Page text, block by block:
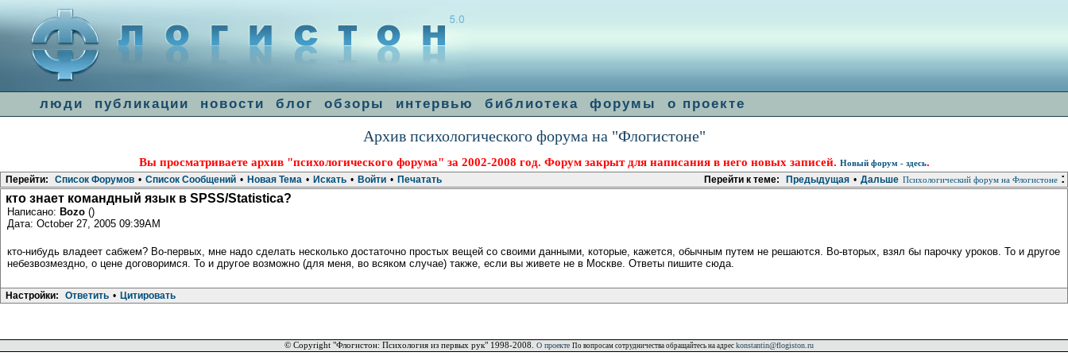
люди публикации новости блог обзоры интервью библиотека форумы о проекте
Архив психологического форума на "Флогистоне"
Вы просматриваете архив "психологического форума" за 2002-2008 год. Форум закрыт для написания в него новых записей. Новый форум - здесь.
Психологический форум на Флогистоне :
Перейти к теме: Предыдущая • Дальше
Перейти: Список Форумов • Список Сообщений • Новая Тема • Искать • Войти • Печатать
кто знает командный язык в SPSS/Statistica?
Написано: Bozo ()
Дата: October 27, 2005 09:39AM
кто-нибудь владеет сабжем? Во-первых, мне надо сделать несколько достаточно простых вещей со своими данными, которые, кажется, обычным путем не решаются. Во-вторых, взял бы парочку уроков. То и другое
небезвозмездно, о цене договоримся. То и другое возможно (для меня, во всяком случае) также, если вы живете не в Москве. Ответы пишите сюда.
Настройки: Ответить • Цитировать
© Copyright "Флогистон: Психология из первых рук" 1998-2008. О проекте По вопросам сотрудничества обращайтесь на адрес konstantin@flogiston.ru